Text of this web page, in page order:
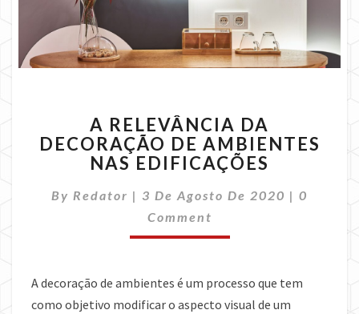
RELEVÂNCIA
DA
DECORAÇÃO
AMBIENTES
NAS
A RELEVÂNCIA DA
DECORAÇÃO DE AMBIENTES
NAS EDIFICAÇÕES
By Redator | 3 De Agosto De 2020 | 0
Comment
A decoração de ambientes é um processo que tem
como objetivo modificar o aspecto visual de um